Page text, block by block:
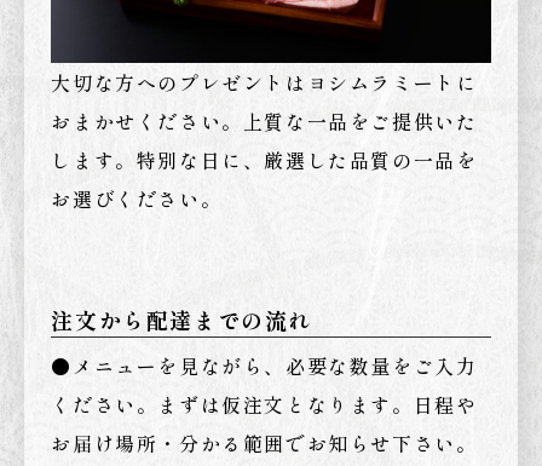
大切な方へのプレゼントはヨシムラミートに
おまかせください。上質な一品をご提供いた
します。特別な日に、厳選した品質の一品を
お選びください。
注文から配達までの流れ
●メニューを見ながら、必要な数量をご入力
ください。まずは仮注文となります。日程や
お届け場所・分かる範囲でお知らせ下さい。